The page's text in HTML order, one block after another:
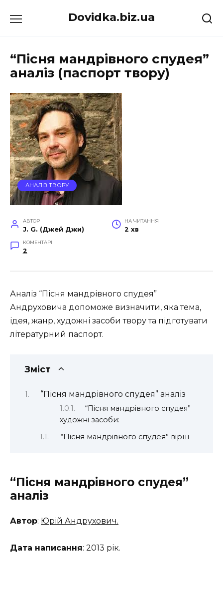
до
Dovidka.biz.ua
“Пісня мандрівного спудея”
аналіз (паспорт твору)
АНАЛІЗ ТВОРУ
АВТОР
J. G. (Джей Джи)
НА ЧИТАННЯ
2 хв
КОМЕНТАРІ
2
Аналіз “Пісня мандрівного спудея”
Андруховича допоможе визначити, яка тема,
ідея, жанр, художні засоби твору та підготувати
літературний паспорт.
Зміст
“Пісня мандрівного спудея” аналіз
“Пісня мандрівного спудея”
художні засоби:
“Пісня мандрівного спудея” вірш
“Пісня мандрівного спудея”
аналіз
Автор: Юрій Андрухович.
Дата написання: 2013 рік.